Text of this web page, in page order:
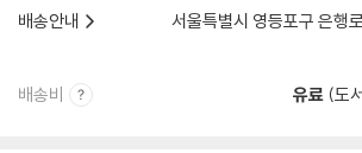
배송안내
서울특별시 영등포구 은행
배송비 유료 (도